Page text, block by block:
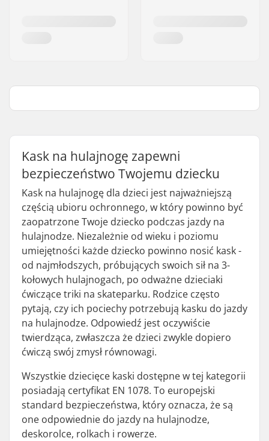
Kask na hulajnogę zapewni
bezpieczeństwo Twojemu dziecku
Kask na hulajnogę dla dzieci jest najważniejszą
częścią ubioru ochronnego, w który powinno być
zaopatrzone Twoje dziecko podczas jazdy na
hulajnodze. Niezależnie od wieku i poziomu
umiejętności każde dziecko powinno nosić kask -
od najmłodszych, próbujących swoich sił na 3-
kołowych hulajnogach, po odważne dzieciaki
ćwiczące triki na skateparku. Rodzice często
pytają, czy ich pociechy potrzebują kasku do jazdy
na hulajnodze. Odpowiedź jest oczywiście
twierdząca, zwłaszcza że dzieci zwykle dopiero
ćwiczą swój zmysł równowagi.
Wszystkie dziecięce kaski dostępne w tej kategorii
posiadają certyfikat EN 1078. To europejski
standard bezpieczeństwa, który oznacza, że są
one odpowiednie do jazdy na hulajnodze,
deskorolce, rolkach i rowerze.